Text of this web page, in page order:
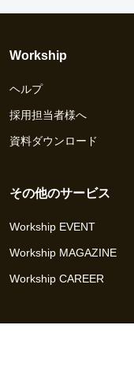
Workship
ヘルプ
採用担当者様へ
資料ダウンロード
その他のサービス
Workship EVENT
Workship MAGAZINE
Workship CAREER